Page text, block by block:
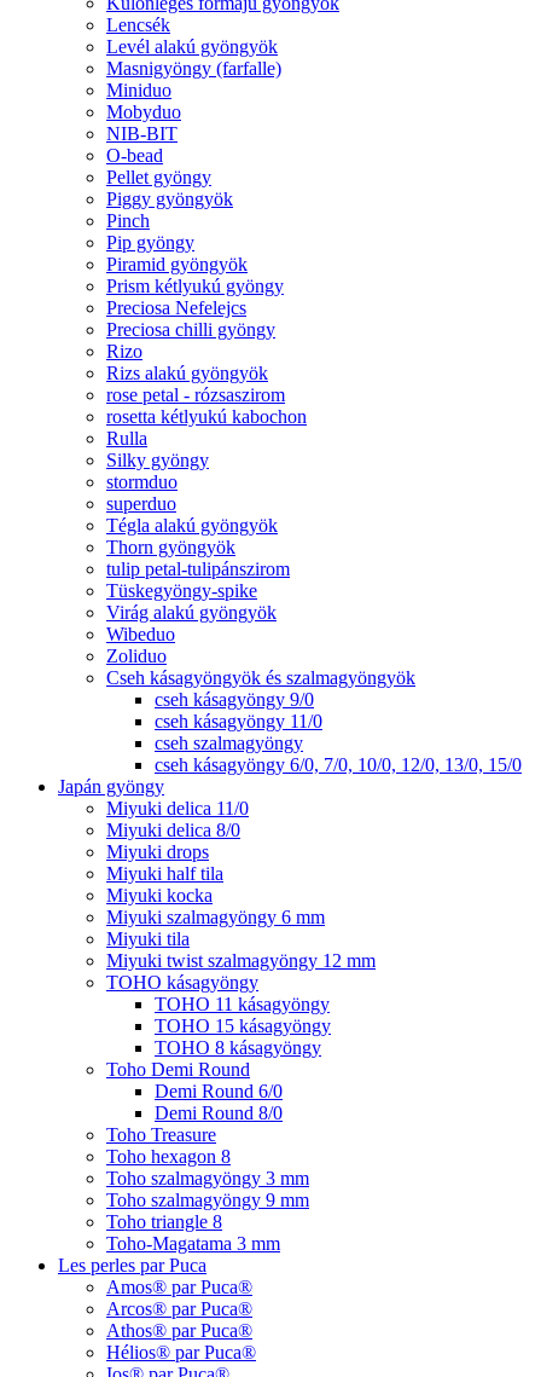
Lencsék
Levél alakú gyöngyök
Masnigyöngy (farfalle)
Miniduo
Mobyduo
NIB-BIT
O-bead
Pellet gyöngy
Piggy gyöngyök
Pinch
Pip gyöngy
Piramid gyöngyök
Prism kétlyukú gyöngy
Preciosa Nefelejcs
Preciosa chilli gyöngy
Rizo
Rizs alakú gyöngyök
rose petal - rózsaszirom
rosetta kétlyukú kabochon
Rulla
Silky gyöngy
stormduo
superduo
Tégla alakú gyöngyök
Thorn gyöngyök
tulip petal-tulipánszirom
Tüskegyöngy-spike
Virág alakú gyöngyök
Wibeduo
Zoliduo
Cseh kásagyöngyök és szalmagyöngyök
cseh kásagyöngy 9/0
cseh kásagyöngy 11/0
cseh szalmagyöngy
cseh kásagyöngy 6/0, 7/0, 10/0, 12/0, 13/0, 15/0
Japán gyöngy
Miyuki delica 11/0
Miyuki delica 8/0
Miyuki drops
Miyuki half tila
Miyuki kocka
Miyuki szalmagyöngy 6 mm
Miyuki tila
Miyuki twist szalmagyöngy 12 mm
TOHO kásagyöngy
TOHO 11 kásagyöngy
TOHO 15 kásagyöngy
TOHO 8 kásagyöngy
Toho Demi Round
Demi Round 6/0
Demi Round 8/0
Toho Treasure
Toho hexagon 8
Toho szalmagyöngy 3 mm
Toho szalmagyöngy 9 mm
Toho triangle 8
Toho-Magatama 3 mm
Les perles par Puca
Amos® par Puca®
Arcos® par Puca®
Athos® par Puca®
Hélios® par Puca®